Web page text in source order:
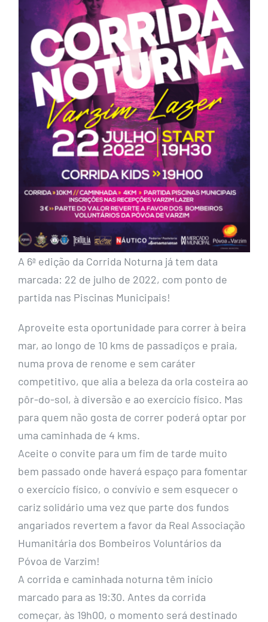
A 6ª edição da Corrida Noturna já tem data
marcada: 22 de julho de 2022, com ponto de
partida nas Piscinas Municipais!
Aproveite esta oportunidade para correr à beira
mar, ao longo de 10 kms de passadiços e praia,
numa prova de renome e sem caráter
competitivo, que alia a beleza da orla costeira ao
pôr-do-sol, à diversão e ao exercício físico. Mas
para quem não gosta de correr poderá optar por
uma caminhada de 4 kms.
Aceite o convite para um fim de tarde muito
bem passado onde haverá espaço para fomentar
o exercício físico, o convívio e sem esquecer o
cariz solidário uma vez que parte dos fundos
angariados revertem a favor da Real Associação
Humanitária dos Bombeiros Voluntários da
Póvoa de Varzim!
A corrida e caminhada noturna têm início
marcado para as 19:30. Antes da corrida
começar, às 19h00, o momento será destinado